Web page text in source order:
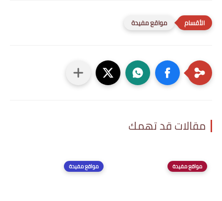
مواقع مفيدة
مقالات قد تهمك
مواقع مفيدة مواقع مفيدة